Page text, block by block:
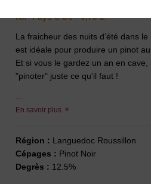
IGP Pays d'Oc - 0,75 L
La fraicheur des nuits d’été dans
est idéale pour produire un pinot
Et si vous le gardez un an en
"pinoter" juste ce qu'il faut !
En savoir plus
Région : Languedoc Roussillon
Cépages : Pinot Noir
Degrès : 12.5%